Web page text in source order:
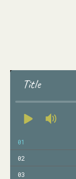
Title
01
02
03